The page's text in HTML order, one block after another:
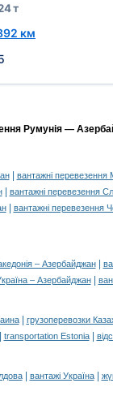
т
км
Румунія —
|
вантажні перевезення
|
вантажні перевезення
|
вантажні перевезення
– Азербайджан|
– Азербайджан|
|
грузоперевозки
transportation Estonia|
| вантажі Україна|